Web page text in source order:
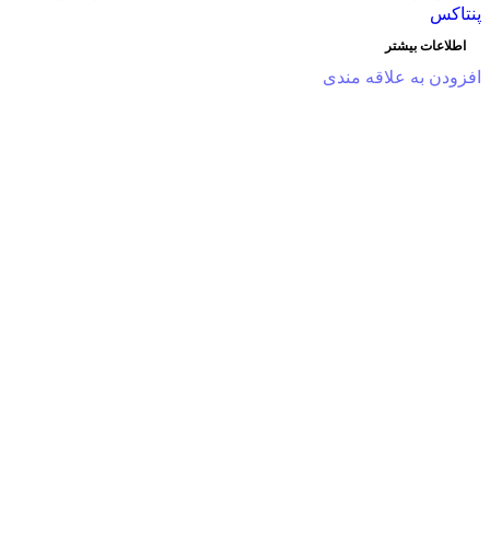
پنتاکس
اطلاعات بیشتر
افزودن به علاقه مندی